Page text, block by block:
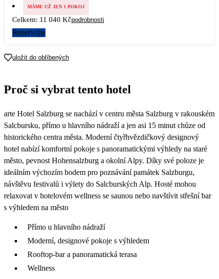
10 11 12
17
5 980
18
5 980
19 20 21 22 23
31
MÁME UŽ JEN 1 POKOJ
Celkem: 11 040 Kčpodrobnosti
Rezervujte
uložit do oblíbených
Proč si vybrat tento hotel
arte Hotel Salzburg se nachází v centru města Salzburg v rakouském
Salcbursku, přímo u hlavního nádraží a jen asi 15 minut chůze od
historického centra města. Moderní čtyřhvězdičkový designový
hotel nabízí komfortní pokoje s panoramatickými výhledy na staré
město, pevnost Hohensalzburg a okolní Alpy. Díky své poloze je
ideálním výchozím bodem pro poznávání památek Salzburgu,
návštěvu festivalů i výlety do Salcburských Alp. Hosté mohou
relaxovat v hotelovém wellness se saunou nebo navštívit střešní bar
s výhledem na město
Přímo u hlavního nádraží
Moderní, designové pokoje s výhledem
Rooftop-bar a panoramatická terasa
Wellness